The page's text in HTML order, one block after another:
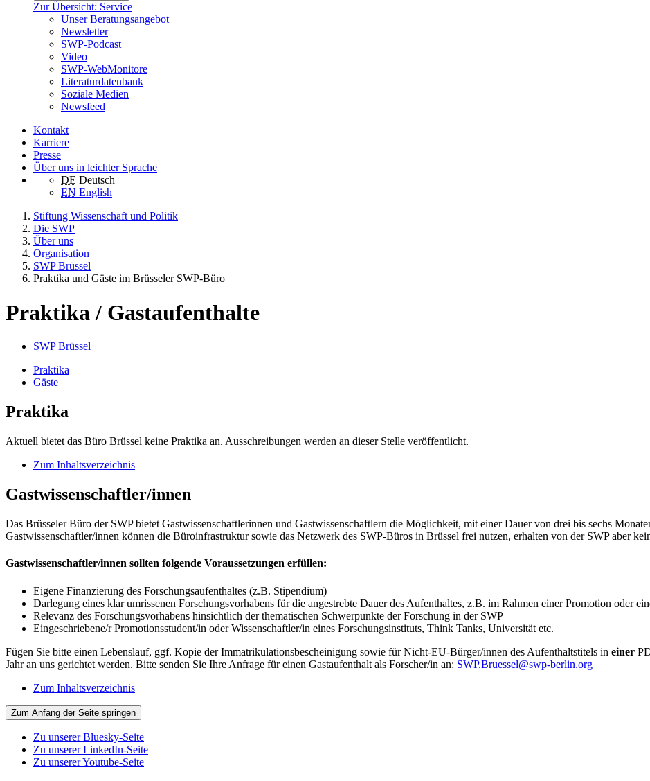
Zur Übersicht: Service
Unser Beratungsangebot
Newsletter
SWP-Podcast
Video
SWP-WebMonitore
Literaturdatenbank
Soziale Medien
Newsfeed
Kontakt
Karriere
Presse
Über uns in leichter Sprache
DE Deutsch
EN English
Stiftung Wissenschaft und Politik
Die SWP
Über uns
Organisation
SWP Brüssel
Praktika und Gäste im Brüsseler SWP-Büro
Praktika / Gastaufenthalte
SWP Brüssel
Praktika
Gäste
Praktika
Aktuell bietet das Büro Brüssel keine Praktika an. Ausschreibungen werden an dieser Stelle veröffentlicht.
Zum Inhaltsverzeichnis
Gastwissenschaftler/innen
Das Brüsseler Büro der SWP bietet Gastwissenschaftlerinnen und Gastwissenschaftlern die Möglichkeit, mit einer Dauer von drei bis sechs
Gastwissenschaftler/innen können die Büroinfrastruktur sowie das Netzwerk des SWP-Büros in Brüssel frei nutzen, erhalten von der SWP aber
Gastwissenschaftler/innen sollten folgende Voraussetzungen erfüllen:
Eigene Finanzierung des Forschungsaufenthaltes (z.B. Stipendium)
Darlegung eines klar umrissenen Forschungsvorhabens für die angestrebte Dauer des Aufenthaltes, z.B. im Rahmen einer Promotion oder
Relevanz des Forschungsvorhabens hinsichtlich der thematischen Schwerpunkte der Forschung in der SWP
Eingeschriebene/r Promotionsstudent/in oder Wissenschaftler/in eines Forschungsinstituts, Think Tanks, Universität etc.
Fügen Sie bitte einen Lebenslauf, ggf. Kopie der Immatrikulationsbescheinigung sowie für Nicht-EU-Bürger/innen des Aufenthaltstitels in einer
Jahr an uns gerichtet werden. Bitte senden Sie Ihre Anfrage für einen Gastaufenthalt als Forscher/in an: SWP.Bruessel@swp-berlin.org
Zum Inhaltsverzeichnis
Zum Anfang der Seite springen
Zu unserer Bluesky-Seite
Zu unserer LinkedIn-Seite
Zu unserer Youtube-Seite